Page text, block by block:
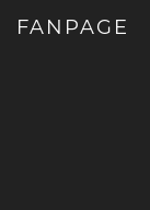
FANPAGE